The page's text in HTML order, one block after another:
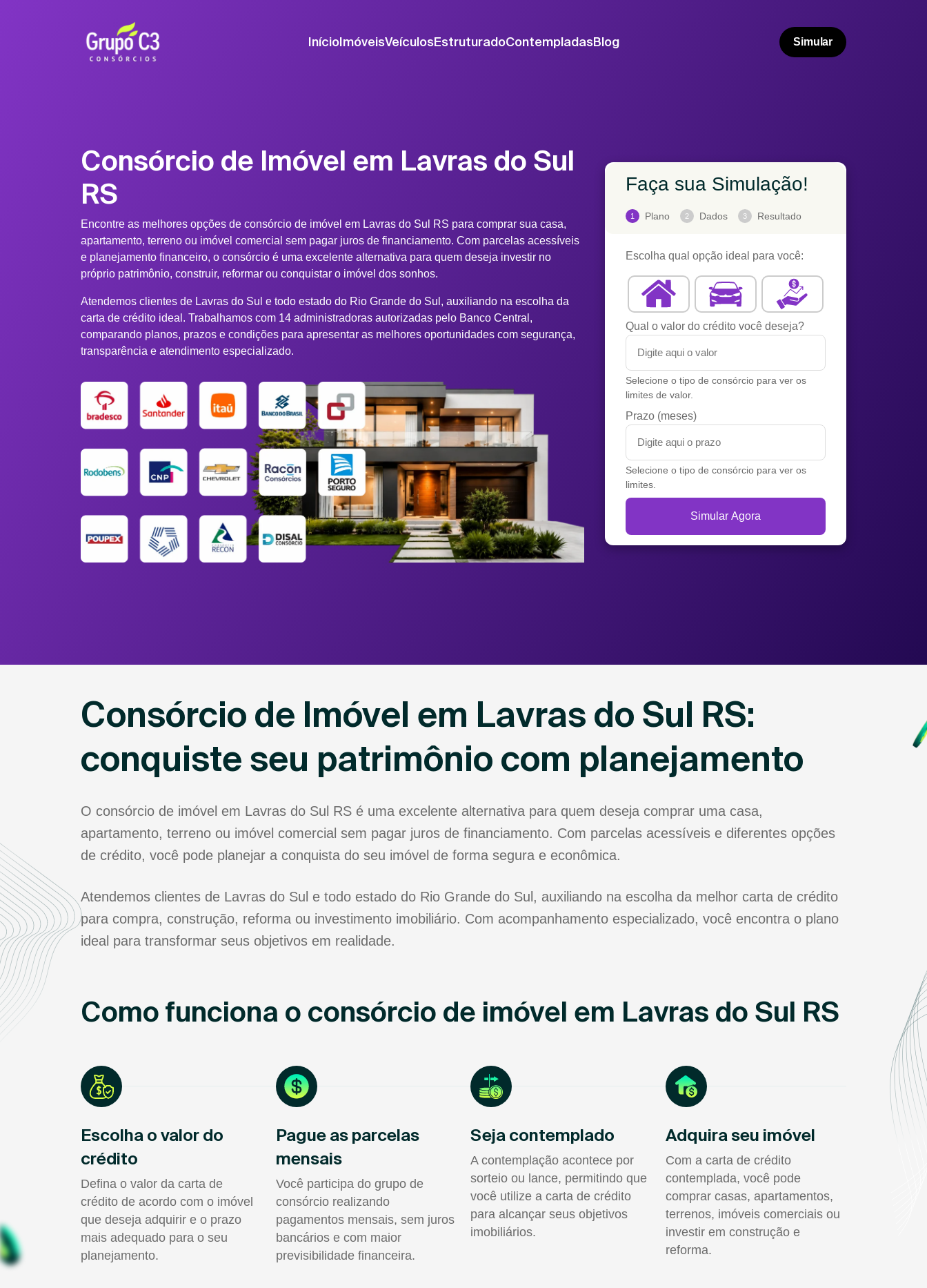
InícioImóveisVeículosEstruturadoContempladasBlog Simular
Consórcio de Imóvel em Lavras do Sul
RS
Encontre as melhores opções de consórcio de imóvel em Lavras do Sul RS para comprar sua casa,
apartamento, terreno ou imóvel comercial sem pagar juros de financiamento. Com parcelas acessíveis
e planejamento financeiro, o consórcio é uma excelente alternativa para quem deseja investir no
próprio patrimônio, construir, reformar ou conquistar o imóvel dos sonhos.
Atendemos clientes de Lavras do Sul e todo estado do Rio Grande do Sul, auxiliando na escolha da
carta de crédito ideal. Trabalhamos com 14 administradoras autorizadas pelo Banco Central,
comparando planos, prazos e condições para apresentar as melhores oportunidades com segurança,
transparência e atendimento especializado.
Faça sua Simulação!
1 Plano 2 Dados 3 Resultado
Escolha qual opção ideal para você:
Qual o valor do crédito você deseja?
Selecione o tipo de consórcio para ver os
limites de valor.
Prazo (meses)
Selecione o tipo de consórcio para ver os
limites.
Simular Agora
Consórcio de Imóvel em Lavras do Sul RS:
conquiste seu patrimônio com planejamento
O consórcio de imóvel em Lavras do Sul RS é uma excelente alternativa para quem deseja comprar uma casa,
apartamento, terreno ou imóvel comercial sem pagar juros de financiamento. Com parcelas acessíveis e diferentes opções
de crédito, você pode planejar a conquista do seu imóvel de forma segura e econômica.
Atendemos clientes de Lavras do Sul e todo estado do Rio Grande do Sul, auxiliando na escolha da melhor carta de crédito
para compra, construção, reforma ou investimento imobiliário. Com acompanhamento especializado, você encontra o plano
ideal para transformar seus objetivos em realidade.
Como funciona o consórcio de imóvel em Lavras do Sul RS
Escolha o valor do
crédito
Defina o valor da carta de
crédito de acordo com o imóvel
que deseja adquirir e o prazo
mais adequado para o seu
planejamento.
Pague as parcelas
mensais
Você participa do grupo de
consórcio realizando
pagamentos mensais, sem juros
bancários e com maior
previsibilidade financeira.
Seja contemplado
A contemplação acontece por
sorteio ou lance, permitindo que
você utilize a carta de crédito
para alcançar seus objetivos
imobiliários.
Adquira seu imóvel
Com a carta de crédito
contemplada, você pode
comprar casas, apartamentos,
terrenos, imóveis comerciais ou
investir em construção e
reforma.